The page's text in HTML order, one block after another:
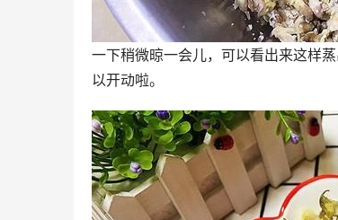
一下稍微晾一会儿，可以看出来这样
以开动啦。